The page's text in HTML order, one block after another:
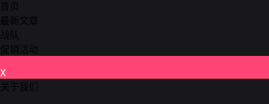
首页
最新文章
战队
促销活动
X
关于我们